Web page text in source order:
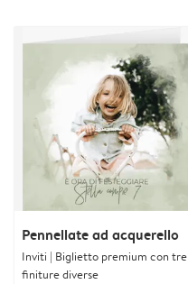
Pennellate ad acquerello
Inviti | Biglietto premium con tre
finiture diverse